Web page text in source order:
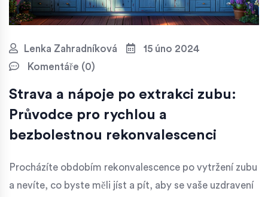
Lenka Zahradníková
15 úno 2024
Komentáře (0)
Strava a nápoje po extrakci zubu:
Průvodce pro rychlou a
bezbolestnou rekonvalescenci
Procházíte obdobím rekonvalescence po vytržení zubu
a nevíte, co byste měli jíst a pít, aby se vaše uzdravení